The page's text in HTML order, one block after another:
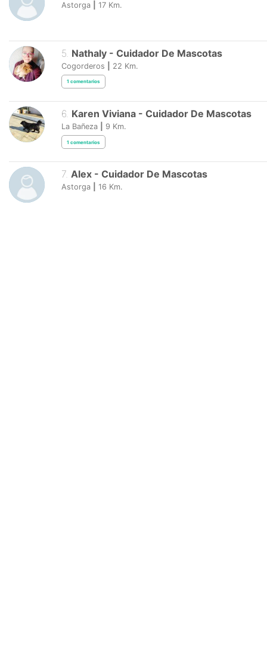
Astorga 17 Km.
5 Nathaly - Cuidador De Mascotas
Cogorderos 22 Km.
1 comentarios
6 Karen Viviana - Cuidador De Mascotas
La Bañeza 9 Km.
1 comentarios
7. Alex - Cuidador De Mascotas
Astorga 16 Km.